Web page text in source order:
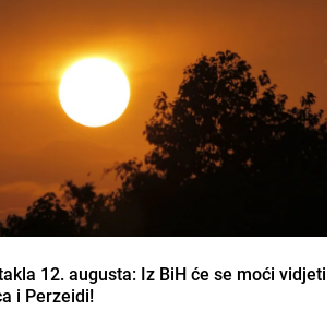
12. augusta: Iz BiH će se moći vidjeti
i Perzeidi!